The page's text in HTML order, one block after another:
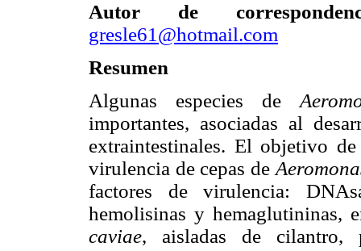
Autor de
gresle61@hotmail.com
Resumen
Algunas especies de
importantes, asociadas al
extraintestinales. El objetivo
virulencia de cepas de
factores de virulencia:
hemolisinas y hemaglutininas,
caviae, aisladas de cilantro,